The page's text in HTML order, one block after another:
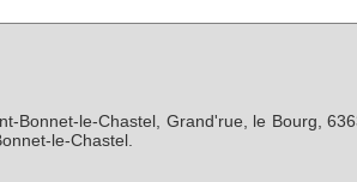
Bonnet-le-Chastel, Grand'rue, le Bourg,
le-Chastel.